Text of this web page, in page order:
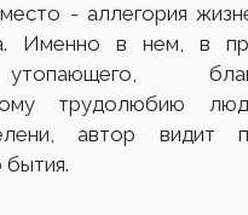
- аллегория
Именно в нем, в
трудолюбию
автор видит
бытия.